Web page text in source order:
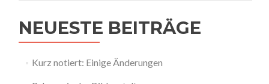
NEUESTE BEITRÄGE
Kurz notiert: Einige Änderungen